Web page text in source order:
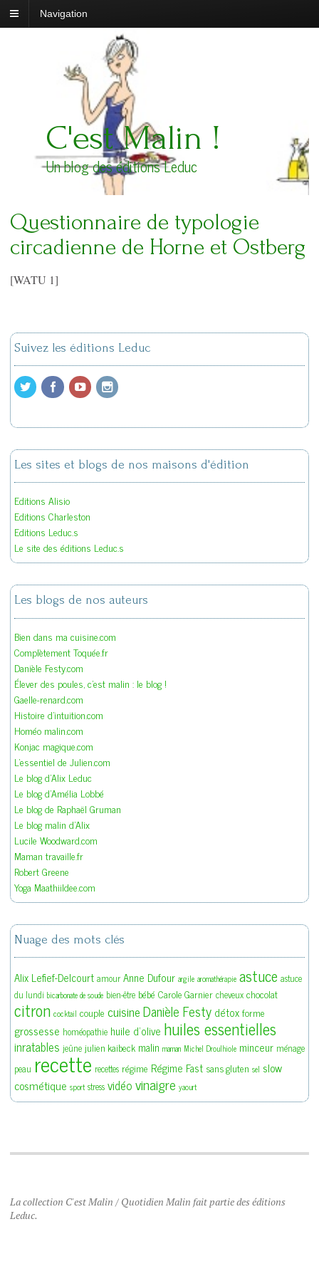
Navigation
C'est Malin !
Un blog des éditions Leduc
Questionnaire de typologie
circadienne de Horne et Ostberg
[WATU 1]
Suivez les éditions Leduc
Les sites et blogs de nos maisons d'édition
Editions Alisio
Editions Charleston
Editions Leduc.s
Le site des éditions Leduc.s
Les blogs de nos auteurs
Bien dans ma cuisine.com
Complètement Toquée.fr
Danièle Festy.com
Élever des poules, c'est malin : le blog !
Gaelle-renard.com
Histoire d'intuition.com
Homéo malin.com
Konjac magique.com
L'essentiel de Julien.com
Le blog d'Alix Leduc
Le blog d'Amélia Lobbé
Le blog de Raphaël Gruman
Le blog malin d'Alix
Lucile Woodward.com
Maman travaille.fr
Robert Greene
Yoga Maathiildee.com
Nuage des mots clés
Alix Lefief-Delcourt amour Anne Dufour argile aromathérapie astuce astuce
du lundi bicarbonate de soude bien-être bébé Carole Garnier cheveux chocolat
citron cocktail couple cuisineDanièle Festy détoxforme
grossesse homéopathie huile d'olive huiles essentielles
inratables jeûne julien kaibeck malin maman Michel Droulhiole minceur ménage
peau recette recettes régime Régime Fast sans gluten sel slow
cosmétique sport stress vidéovinaigre yaourt
La collection C'est Malin / Quotidien Malin fait partie des éditions
Leduc.